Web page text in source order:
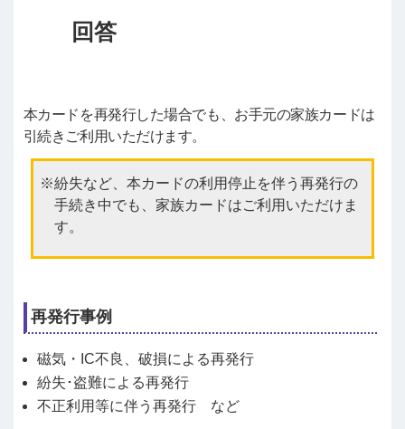
本カードを再発行した場合でも、お手元の家族カードは
引続きご利用いただけます。
紛失など、本カードの利用停止を伴う再発行の
手続き中でも、家族カードはご利用いただけま
す。
再発行事例
磁気・IC不良、破損による再発行
紛失･盗難による再発行
不正利用等に伴う再発行 など